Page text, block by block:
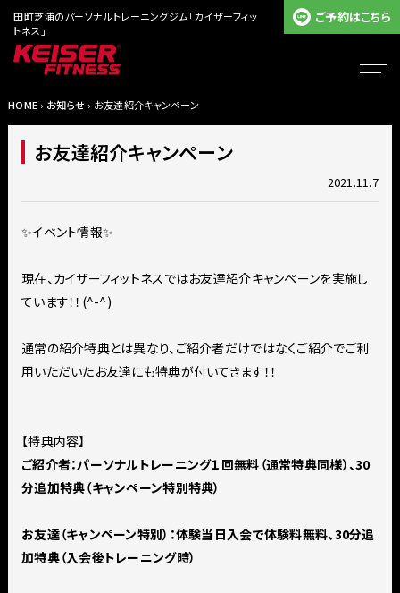
田町芝浦のパーソナルトレーニングジム「カイザーフィッ
トネス」
ご予約はこちら
HOME › お知らせ › お友達紹介キャンペーン
お友達紹介キャンペーン
2021.11.7
✨イベント情報✨
現在、カイザーフィットネスではお友達紹介キャンペーンを実施し
ています！！(^-^)
通常の紹介特典とは異なり、ご紹介者だけではなくご紹介でご利
用いただいたお友達にも特典が付いてきます！！
【特典内容】
ご紹介者：パーソナルトレーニング１回無料（通常特典同様）、30
分追加特典（キャンペーン特別特典）
お友達（キャンペーン特別）：体験当日入会で体験料無料、30分追
加特典（入会後トレーニング時）